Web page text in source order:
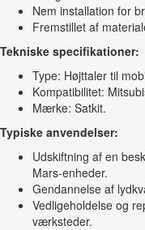
Nem installation for
Fremstillet af
Tekniske specifikationer:
Type: Højttaler til
Kompatibilitet:
Mærke: Satkit.
Typiske anvendelser:
Udskiftning af en
Mars-enheder.
Gendannelse af
Vedligeholdelse og
værksteder.